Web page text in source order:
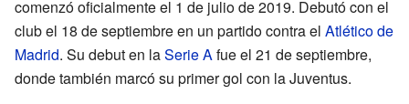
comenzó oficialmente el 1 de julio de 2019. Debutó con el
club el 18 de septiembre en un partido contra el Atlético de
Madrid. Su debut en laSerie Afue el 21 de septiembre,
donde también marcó su primer gol con la Juventus.